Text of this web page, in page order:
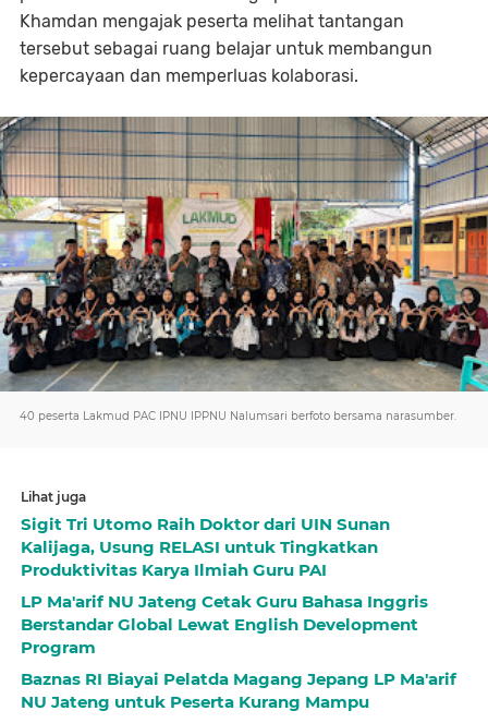
Khamdan mengajak peserta melihat tantangan
tersebut sebagai ruang belajar untuk membangun
kepercayaan dan memperluas kolaborasi.
40 peserta Lakmud PAC IPNU IPPNU Nalumsari berfoto bersama narasumber.
Lihat juga
Sigit Tri Utomo Raih Doktor dari UIN Sunan
Kalijaga, Usung RELASI untuk Tingkatkan
Produktivitas Karya Ilmiah Guru PAI
LP Ma'arif NU Jateng Cetak Guru Bahasa Inggris
Berstandar Global Lewat English Development
Program
Baznas RI Biayai Pelatda Magang Jepang LP Ma'arif
NU Jateng untuk Peserta Kurang Mampu